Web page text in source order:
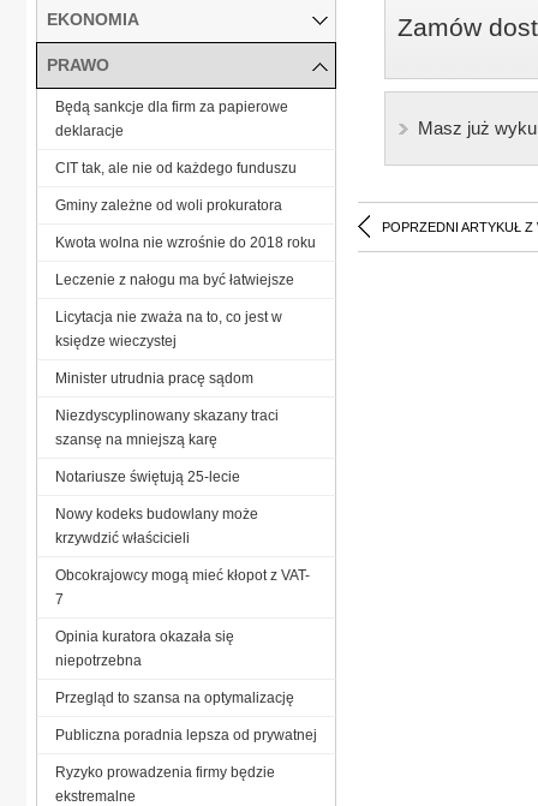
Zamów
Masz już
POPRZEDNI ARTYKUŁ Z
EKONOMIA
PRAWO
Będą sankcje dla firm za papierowe
deklaracje
CIT tak, ale nie od każdego funduszu
Gminy zależne od woli prokuratora
Kwota wolna nie wzrośnie do 2018 roku
Leczenie z nałogu ma być łatwiejsze
Licytacja nie zważa na to, co jest w
księdze wieczystej
Minister utrudnia pracę sądom
Niezdyscyplinowany skazany traci
szansę na mniejszą karę
Notariusze świętują 25-lecie
Nowy kodeks budowlany może
krzywdzić właścicieli
Obcokrajowcy mogą mieć kłopot z VAT-
7
Opinia kuratora okazała się
niepotrzebna
Przegląd to szansa na optymalizację
Publiczna poradnia lepsza od prywatnej
Ryzyko prowadzenia firmy będzie
ekstremalne